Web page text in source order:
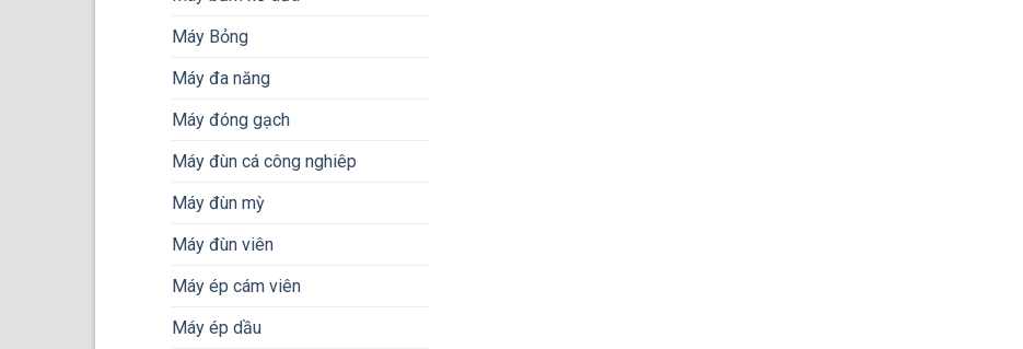
Máy Bỏng
Máy đa năng
Máy đóng gạch
Máy đùn cá công nghiêp
Máy đùn mỳ
Máy đùn viên
Máy ép cám viên
Máy ép dầu